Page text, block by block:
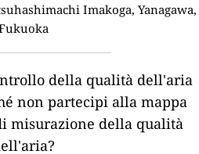
Imakoga, Yanagawa,
della qualità dell'aria
non partecipi alla mappa
misurazione della qualità